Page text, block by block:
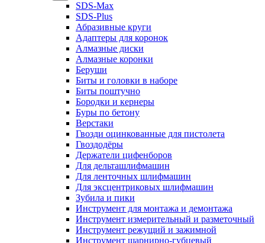
SDS-Max
SDS-Plus
Абразивные круги
Адаптеры для коронок
Алмазные диски
Алмазные коронки
Беруши
Биты и головки в наборе
Биты поштучно
Бородки и кернеры
Буры по бетону
Верстаки
Гвозди оцинкованные для пистолета
Гвоздодёры
Держатели цифенборов
Для дельташлифмашин
Для ленточных шлифмашин
Для эксцентриковых шлифмашин
Зубила и пики
Инструмент для монтажа и демонтажа
Инструмент измерительный и разметочный
Инструмент режущий и зажимной
Инструмент шарнирно-губцевый